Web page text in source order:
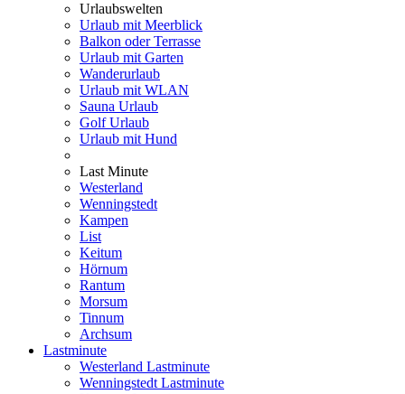
Urlaubswelten
Urlaub mit Meerblick
Balkon oder Terrasse
Urlaub mit Garten
Wanderurlaub
Urlaub mit WLAN
Sauna Urlaub
Golf Urlaub
Urlaub mit Hund
Last Minute
Westerland
Wenningstedt
Kampen
List
Keitum
Hörnum
Rantum
Morsum
Tinnum
Archsum
Lastminute
Westerland Lastminute
Wenningstedt Lastminute